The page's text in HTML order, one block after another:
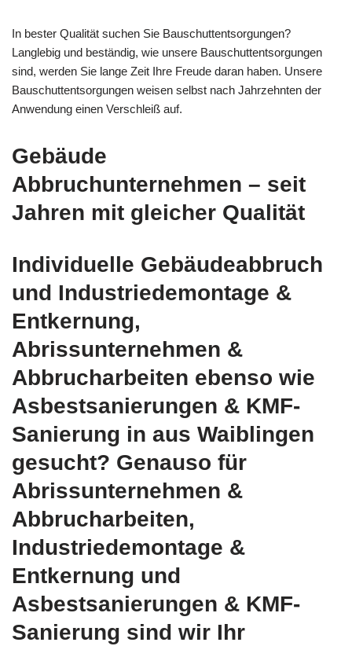
In bester Qualität suchen Sie Bauschuttentsorgungen?
Langlebig und beständig, wie unsere Bauschuttentsorgungen
sind, werden Sie lange Zeit Ihre Freude daran haben. Unsere
Bauschuttentsorgungen weisen selbst nach Jahrzehnten der
Anwendung einen Verschleiß auf.
Gebäude
Abbruchunternehmen – seit
Jahren mit gleicher Qualität
Individuelle Gebäudeabbruch
und Industriedemontage &
Entkernung,
Abrissunternehmen &
Abbrucharbeiten ebenso wie
Asbestsanierungen & KMF-
Sanierung in aus Waiblingen
gesucht? Genauso für
Abrissunternehmen &
Abbrucharbeiten,
Industriedemontage &
Entkernung und
Asbestsanierungen & KMF-
Sanierung sind wir Ihr